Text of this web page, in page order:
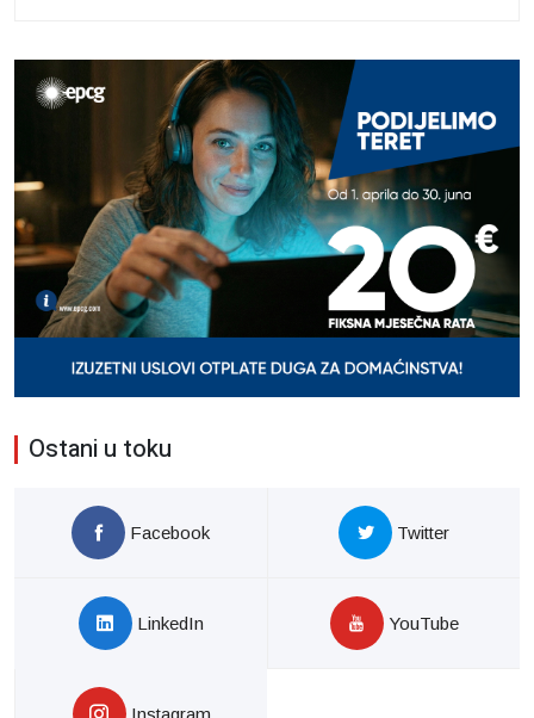
Ostani u toku
Facebook Twitter
LinkedIn YouTube
Instagram